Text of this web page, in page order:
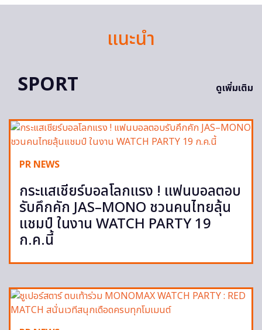
แนะนำ
SPORT
ดูเพิ่มเติม
PR NEWS
กระแสเชียร์บอลโลกแรง ! แฟนบอลตอบ
รับคึกคัก JAS–MONO ชวนคนไทยลุ้น
แชมป์ ในงาน WATCH PARTY 19
ก.ค.นี้